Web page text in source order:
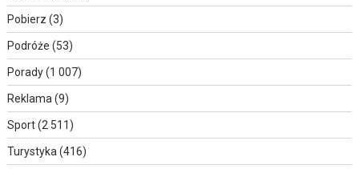
Pobierz (3)
Podróże (53)
Porady(1 007)
Reklama (9)
Sport(2 511)
Turystyka (416)